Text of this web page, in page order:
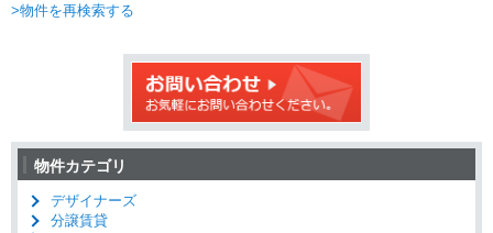
>物件を再検索する
物件カテゴリ
デザイナーズ
分譲賃貸